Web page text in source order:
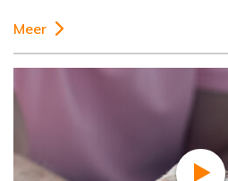
Meer